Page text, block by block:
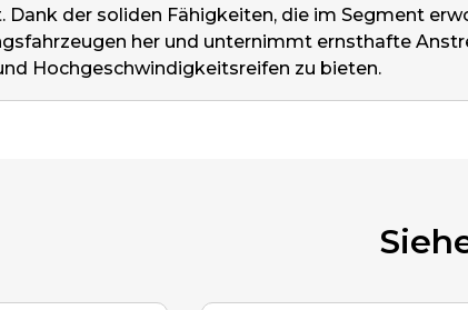
Dank der soliden Fähigkeiten, die im Segment
her und unternimmt ernsthafte
Hochgeschwindigkeitsreifen zu bieten.